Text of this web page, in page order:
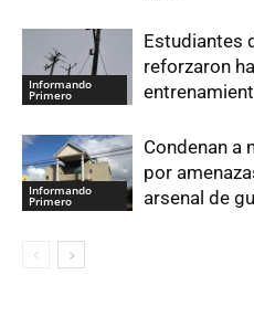
Informando
Primero
Estudiantes
reforzaron
Informando
Primero
Condenan a
por
arsenal de